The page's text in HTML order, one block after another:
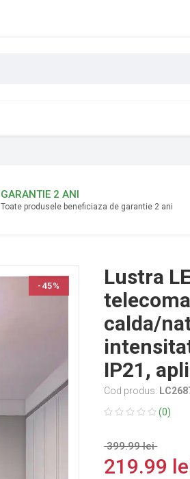
GARANTIE 2 ANI
Toate produsele beneficiaza de garantie 2 ani
-45%
Lustra
calda/
IP21,
Cod produs:
(0)
399.99 lei
219.99